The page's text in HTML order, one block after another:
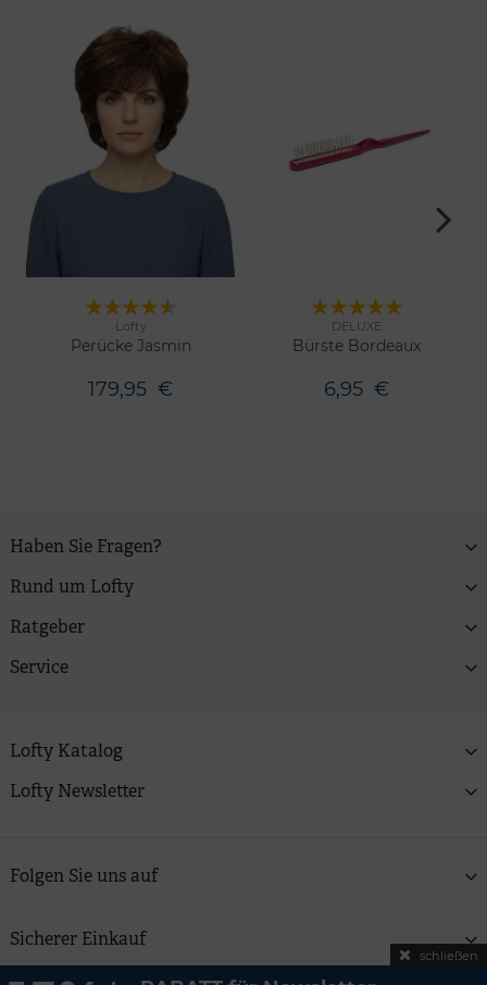
Lofty
Perücke Jasmin
179,95 €
Merken
DELUXE
Bürste Bordeaux
6,95 €
Haben Sie Fragen?
Rund um Lofty
Ratgeber
Service
Lofty Katalog
Lofty Newsletter
Folgen Sie uns auf
Sicherer Einkauf
schließen